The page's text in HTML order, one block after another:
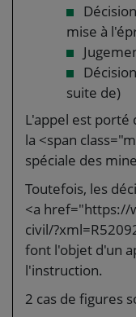
mise à
suite de)
L'appel est porté
la <span
spéciale des
Toutefois, les
<a href="https://
civil/
font l'objet d'un
l'instruction.
2 cas de figures